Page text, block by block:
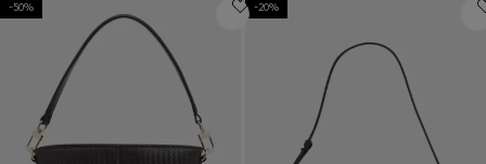
Zaloguj się / Zarejestruj się
Ulubione (
-50% -20%